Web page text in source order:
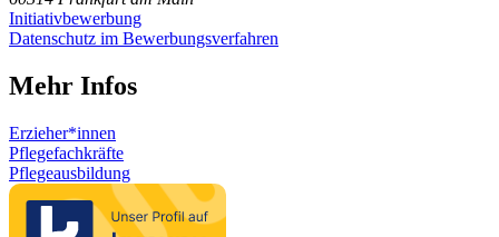
Initiativbewerbung
Datenschutz im Bewerbungsverfahren
Mehr Infos
Erzieher*innen
Pflegefachkräfte
Pflegeausbildung